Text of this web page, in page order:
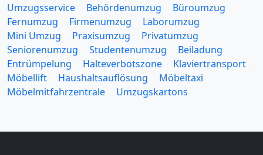
Umzugsservice Behördenumzug
Büroumzug
Fernumzug
Firmenumzug
Laborumzug
Mini Umzug
Praxisumzug
Privatumzug
Seniorenumzug
Studentenumzug
Beiladung
Entrümpelung
Halteverbotszone
Klaviertransport
Möbellift
Haushaltsauflösung
Möbeltaxi
Möbelmitfahrzentrale
Umzugskartons